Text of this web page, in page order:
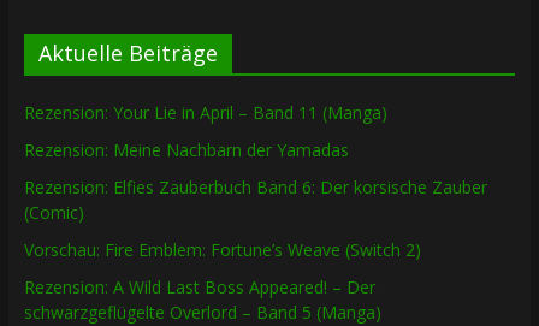
Aktuelle Beiträge
Rezension: Your Lie in April – Band 11 (Manga)
Rezension: Meine Nachbarn der Yamadas
Rezension: Elfies Zauberbuch Band 6: Der korsische Zauber
(Comic)
Vorschau: Fire Emblem: Fortune’s Weave (Switch 2)
Rezension: A Wild Last Boss Appeared! – Der
schwarzgeflügelte Overlord – Band 5 (Manga)